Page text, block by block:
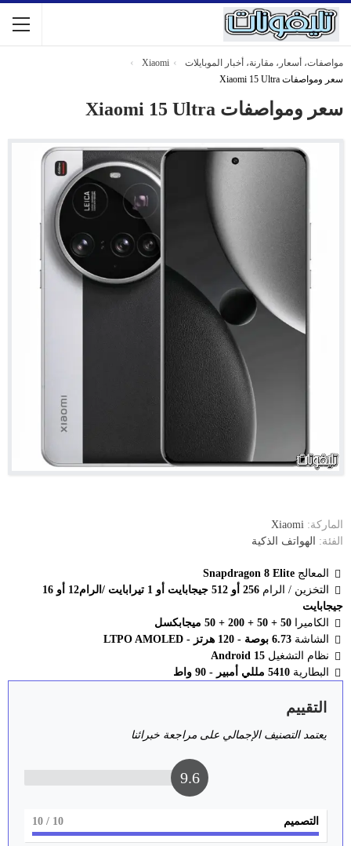
مواصفات، أسعار، مقارنة، أخبار الموبايلات
Xiaomi
سعر ومواصفات Xiaomi 15 Ultra
سعر ومواصفات Xiaomi 15 Ultra
الماركة: Xiaomi
الفئة:
الهواتف الذكية
المعالج Snapdragon 8 Elite
التخزين / الرام
256 أو 512 جيجابايت أو 1 تيرابايت /الرام12 أو 16
جيجابايت
الكاميرا
50 + 50 + 200 + 50 ميجابكسل
الشاشة 6.73 بوصة - 120 هرتز - LTPO AMOLED
نظام التشغيل Android 15
البطارية 5410 مللي أمبير - 90 واط
التقييم
يعتمد التصنيف الإجمالي على مراجعة خبرائنا
9.6
التصميم 10
/ 10